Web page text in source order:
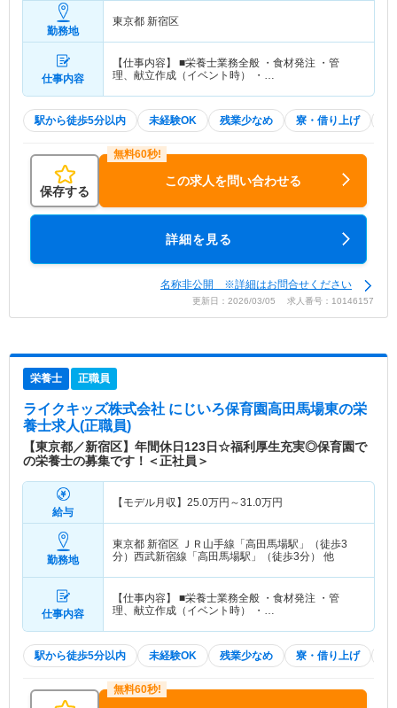
勤務地
東京都 新宿区
仕事内容
【仕事内容】 ■栄養士業務全般 ・食材発注 ・管
理、献立作成（イベント時） ・…
駅から徒歩5分以内 未経験OK 残業少なめ 寮・借り上げ
保存する
この求人を問い合わせる
詳細を見る
名称非公開 ※詳細はお問合せください
更新日：2026/03/05 求人番号：10146157
栄養士 正職員
ライクキッズ株式会社 にじいろ保育園高田馬場東の栄
養士求人(正職員)
【東京都／新宿区】年間休日123日☆福利厚生充実◎保育園で
の栄養士の募集です！＜正社員＞
給与
【モデル月収】 25.0万円～31.0万円
勤務地
東京都 新宿区 ＪＲ山手線「高田馬場駅」（徒歩3
分）西武新宿線「高田馬場駅」（徒歩3分） 他
仕事内容
【仕事内容】 ■栄養士業務全般 ・食材発注 ・管
理、献立作成（イベント時） ・…
駅から徒歩5分以内 未経験OK 残業少なめ 寮・借り上げ